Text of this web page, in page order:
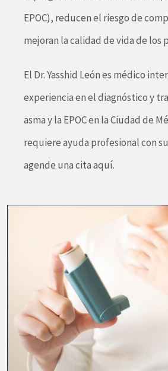
EPOC), reducen el riesgo de
mejoran la calidad de vida de los
El Dr. Yasshid León es médico
experiencia en el diagnóstico y
asma y la EPOC en la Ciudad de
requiere ayuda profesional con
agende una cita aquí.